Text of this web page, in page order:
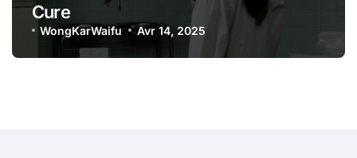
Cure
WongKarWaifu Avr 14, 2025